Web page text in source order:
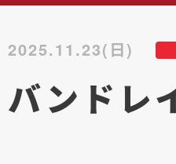
2025.11.23(日)
バンドレ